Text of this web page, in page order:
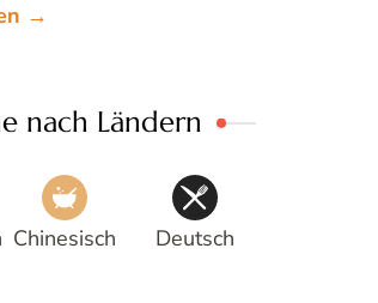
→
nach Ländern
Chinesisch Deutsch